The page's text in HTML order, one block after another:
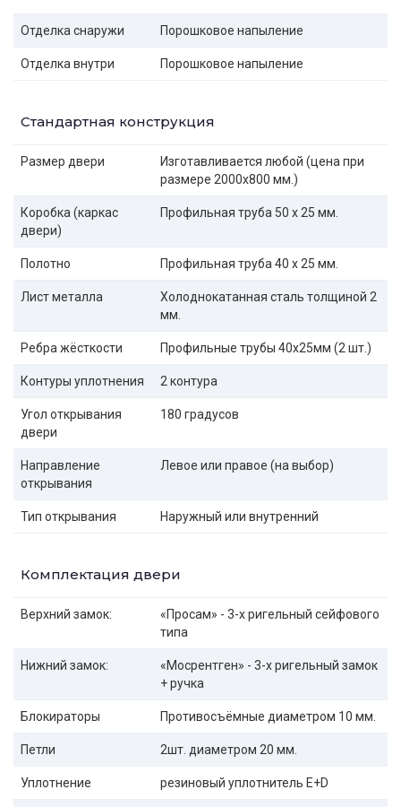
Отделка снаружи Порошковое напыление
Отделка внутри Порошковое напыление
Стандартная конструкция
Размер двери
Изготавливается любой (цена при
размере 2000x800 мм.)
Коробка (каркас
двери)
Профильная труба 50 х 25 мм.
Полотно Профильная труба 40 х 25 мм.
Лист металла
Холоднокатанная сталь толщиной 2
мм.
Ребра жёсткости Профильные трубы 40х25мм (2 шт.)
Контуры уплотнения 2 контура
Угол открывания
двери
180 градусов
Направление
открывания
Левое или правое (на выбор)
Тип открывания Наружный или внутренний
Комплектация двери
Верхний замок:
«Просам» - 3-х ригельный сейфового
типа
Нижний замок:
«Мосрентген» - 3-х ригельный замок
+ ручка
Блокираторы Противосъёмные диаметром 10 мм.
Петли 2шт. диаметром 20 мм.
Уплотнение резиновый уплотнитель E+D